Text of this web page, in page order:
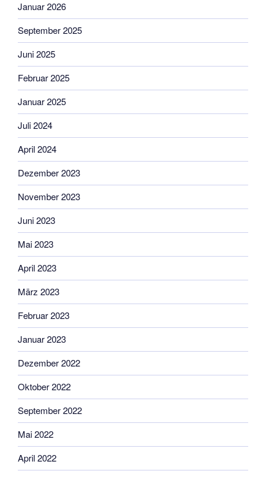
Januar 2026
September 2025
Juni 2025
Februar 2025
Januar 2025
Juli 2024
April 2024
Dezember 2023
November 2023
Juni 2023
Mai 2023
April 2023
März 2023
Februar 2023
Januar 2023
Dezember 2022
Oktober 2022
September 2022
Mai 2022
April 2022